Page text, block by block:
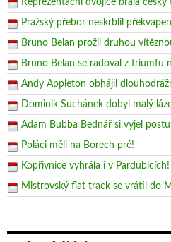
Reprezentační dvojice brala český
Pražský přebor neskrblil
Bruno Belan prožil druhou
Bruno Belan se radoval z triumfu
Andy Appleton obhájil
Dominik Suchánek dobyl malý
Adam Bubba Bednář si vyjel
Poláci měli na Borech pré!
Kopřivnice vyhrála i v Pardubicích!
Mistrovský flat track se vrátil do